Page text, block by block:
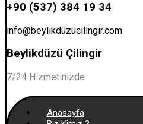
+90 (537) 384 19 34
info@beylikdüzücilingir.com
Beylikdüzü Çilingir
7/24 Hizmetinizde
Anasayfa